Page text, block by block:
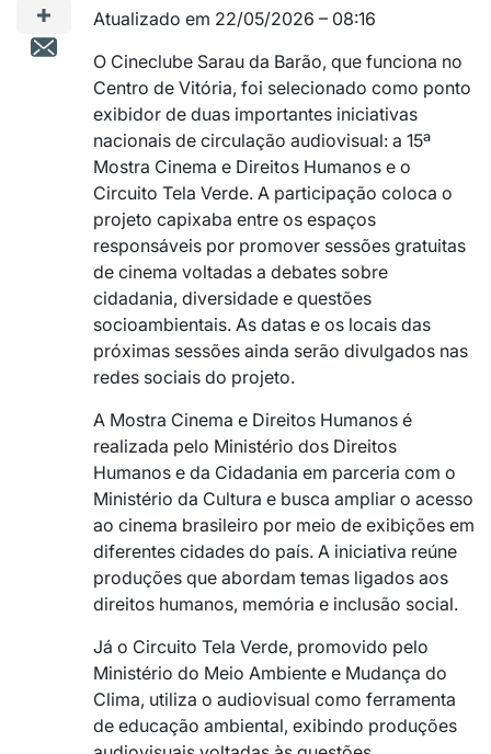
Atualizado em 22/05/2026 – 08:16
O Cineclube Sarau da Barão, que funciona no
Centro de Vitória, foi selecionado como ponto
exibidor de duas importantes iniciativas
nacionais de circulação audiovisual: a 15ª
Mostra Cinema e Direitos Humanos e o
Circuito Tela Verde. A participação coloca o
projeto capixaba entre os espaços
responsáveis por promover sessões gratuitas
de cinema voltadas a debates sobre
cidadania, diversidade e questões
socioambientais. As datas e os locais das
próximas sessões ainda serão divulgados nas
redes sociais do projeto.
A Mostra Cinema e Direitos Humanos é
realizada pelo Ministério dos Direitos
Humanos e da Cidadania em parceria com o
Ministério da Cultura e busca ampliar o acesso
ao cinema brasileiro por meio de exibições em
diferentes cidades do país. A iniciativa reúne
produções que abordam temas ligados aos
direitos humanos, memória e inclusão social.
Já o Circuito Tela Verde, promovido pelo
Ministério do Meio Ambiente e Mudança do
Clima, utiliza o audiovisual como ferramenta
de educação ambiental, exibindo produções